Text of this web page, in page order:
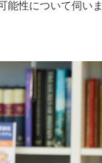
能性について伺いま